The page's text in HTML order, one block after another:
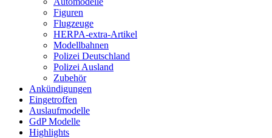
Figuren
Flugzeuge
HERPA-extra-Artikel
Modellbahnen
Polizei Deutschland
Polizei Ausland
Zubehör
Ankündigungen
Eingetroffen
Auslaufmodelle
GdP Modelle
Highlights